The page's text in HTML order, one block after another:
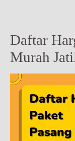
Daftar
Murah